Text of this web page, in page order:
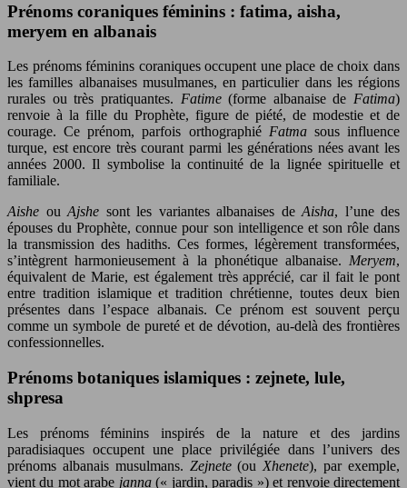
Prénoms coraniques féminins : fatima, aisha,
meryem en albanais
Les prénoms féminins coraniques occupent une place de choix dans
les familles albanaises musulmanes, en particulier dans les régions
rurales ou très pratiquantes. Fatime(forme albanaise de Fatima)
renvoie à la fille du Prophète, figure de piété, de modestie et de
courage. Ce prénom, parfois orthographié Fatmasous influence
turque, est encore très courant parmi les générations nées avant les
années 2000. Il symbolise la continuité de la lignée spirituelle et
familiale.
Aishe ou Ajshe sont les variantes albanaises de Aisha, l’une des
épouses du Prophète, connue pour son intelligence et son rôle dans
la transmission des hadiths. Ces formes, légèrement transformées,
s’intègrent harmonieusement à la phonétique albanaise. Meryem,
équivalent de Marie, est également très apprécié, car il fait le pont
entre tradition islamique et tradition chrétienne, toutes deux bien
présentes dans l’espace albanais. Ce prénom est souvent perçu
comme un symbole de pureté et de dévotion, au-delà des frontières
confessionnelles.
Prénoms botaniques islamiques : zejnete, lule,
shpresa
Les prénoms féminins inspirés de la nature et des jardins
paradisiaques occupent une place privilégiée dans l’univers des
prénoms albanais musulmans. Zejnete(ou Xhenete), par exemple,
vient du mot arabe janna(« jardin, paradis ») et renvoie directement